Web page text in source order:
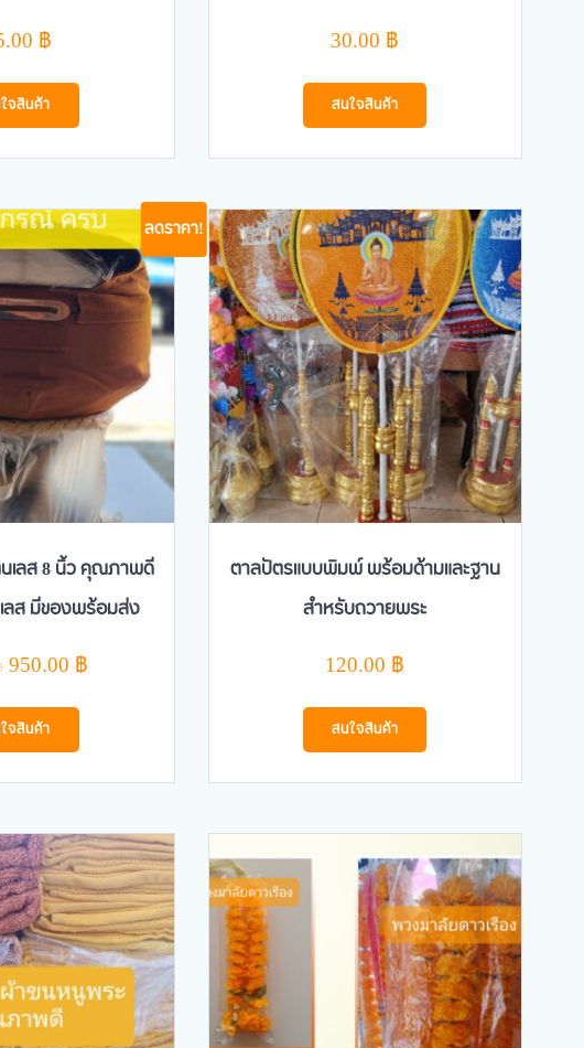
฿
จสินค้า
30.00฿
สนใจสินค้า
ลดราคา!
เลส 8 นิ้ว คุณภาพดี
ลส มีของพร้อมส่ง
Original
was:
1,000.00 ฿.
950.00฿
จสินค้า
ตาลปัตรแบบพิมพ์ พร้อมด้ามและฐาน
สำหรับถวายพระ
120.00฿
สนใจสินค้า